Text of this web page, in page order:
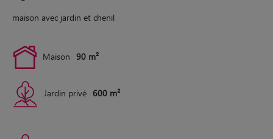
maison avec jardin et chenil
Maison 90 m²
Jardin privé 600 m²